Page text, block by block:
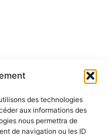
des technologies
aux informations des
nous permettra de
de navigation ou les ID
tenir informé des